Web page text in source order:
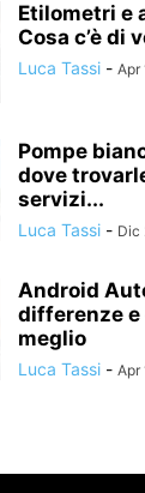
Etilometri e
Cosa c’è di
Luca Tassi - Apr
Pompe
dove
servizi...
Luca Tassi - Dic
Android
differenze
meglio
Luca Tassi - Apr